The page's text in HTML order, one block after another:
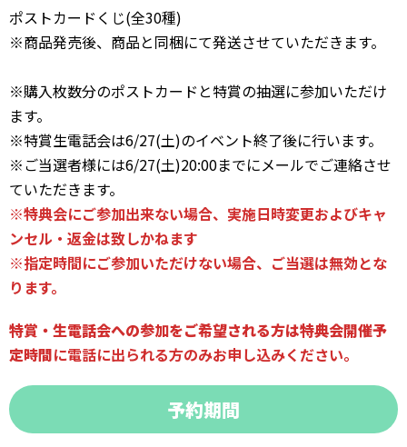
ポストカードくじ(全30種)
※商品発売後、商品と同梱にて発送させていただきます。
※購入枚数分のポストカードと特賞の抽選に参加いただけ
ます。
※特賞生電話会は6/27(土)のイベント終了後に行います。
※ご当選者様には6/27(土)20:00までにメールでご連絡させ
ていただきます。
※特典会にご参加出来ない場合、実施日時変更およびキャ
ンセル・返金は致しかねます
※指定時間にご参加いただけない場合、ご当選は無効とな
ります。
特賞・生電話会への参加をご希望される方は特典会開催予
定時間に電話に出られる方のみお申し込みください。
予約期間